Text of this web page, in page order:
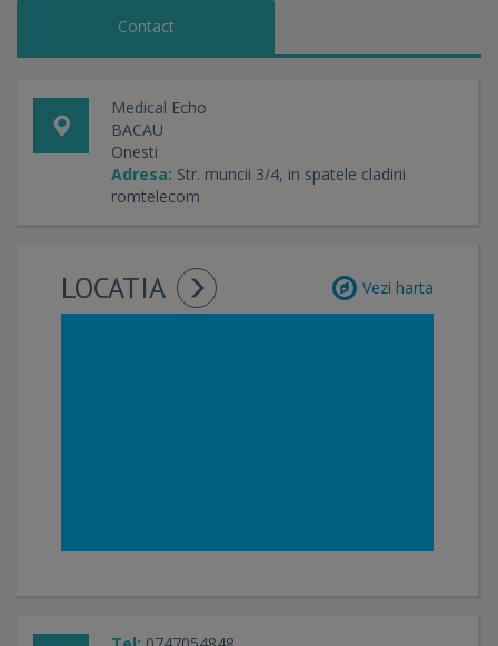
Contact
Medical Echo
BACAU
Onesti
Adresa: Str. muncii 3/4, in spatele cladirii
romtelecom
LOCATIA Vezi harta